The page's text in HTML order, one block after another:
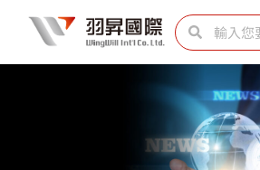
主
搜
尋 尋